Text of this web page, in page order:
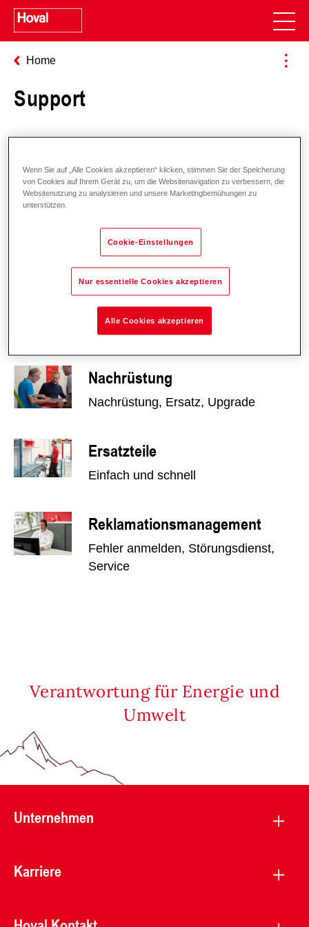
Home
Support
Auslegungsprogramm CASER
Technische Dokumentation
Downloads
Technischer Support
Kompetent und schnell
Nachrüstung
Nachrüstung, Ersatz, Upgrade
Ersatzteile
Einfach und schnell
Reklamationsmanagement
Fehler anmelden, Störungsdienst,
Service
Verantwortung für Energie und
Umwelt
Unternehmen
Karriere
Wenn Sie auf „Alle Cookies akzeptieren“ klicken, stimmen Sie der Speicherung
von Cookies auf Ihrem Gerät zu, um die Websitenavigation zu verbessern, die
Websitenutzung zu analysieren und unsere Marketingbemühungen zu
unterstützen.
Cookie-Einstellungen
Nur essentielle Cookies akzeptieren
Alle Cookies akzeptieren